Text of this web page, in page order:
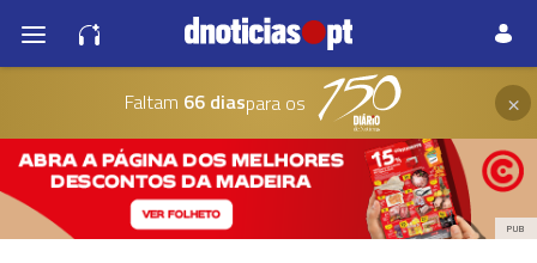
Faltam 66 diaspara os ×
PUB